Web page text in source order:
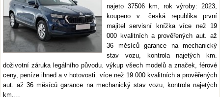
najeto 37506 km, rok výroby: 2023,
koupeno v: česká republika první
majitel servisní knížka více než 19
000 kvalitních a prověřených aut. až
36 měsíců garance na mechanický
stav vozu, kontrola najetých km.
doživotní záruka legálního původu. výkup všech modelů a značek, férové
ceny, peníze ihned a v hotovosti. více než 19 000 kvalitních a prověřených
aut. až 36 měsíců garance na mechanický stav vozu, kontrola najetých
km.…